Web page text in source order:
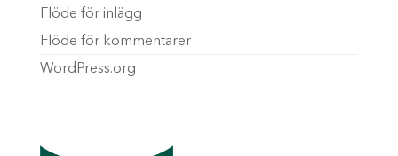
Flöde för inlägg
Flöde för kommentarer
WordPress.org